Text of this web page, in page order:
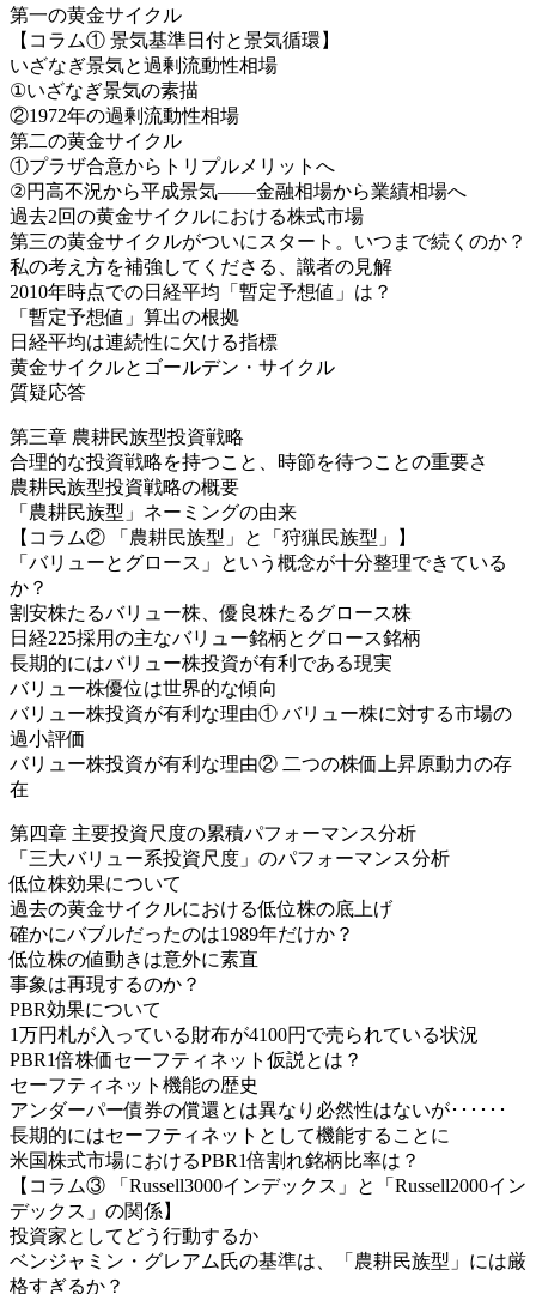
第一の黄金サイクル
【コラム① 景気基準日付と景気循環】
いざなぎ景気と過剰流動性相場
①いざなぎ景気の素描
②1972年の過剰流動性相場
第二の黄金サイクル
①プラザ合意からトリプルメリットへ
②円高不況から平成景気――金融相場から業績相場へ
過去2回の黄金サイクルにおける株式市場
第三の黄金サイクルがついにスタート。いつまで続くのか？
私の考え方を補強してくださる、識者の見解
2010年時点での日経平均「暫定予想値」は？
「暫定予想値」算出の根拠
日経平均は連続性に欠ける指標
黄金サイクルとゴールデン・サイクル
質疑応答
第三章 農耕民族型投資戦略
合理的な投資戦略を持つこと、時節を待つことの重要さ
農耕民族型投資戦略の概要
「農耕民族型」ネーミングの由来
【コラム② 「農耕民族型」と「狩猟民族型」】
「バリューとグロース」という概念が十分整理できている
か？
割安株たるバリュー株、優良株たるグロース株
日経225採用の主なバリュー銘柄とグロース銘柄
長期的にはバリュー株投資が有利である現実
バリュー株優位は世界的な傾向
バリュー株投資が有利な理由① バリュー株に対する市場の
過小評価
バリュー株投資が有利な理由② 二つの株価上昇原動力の存
在
第四章 主要投資尺度の累積パフォーマンス分析
「三大バリュー系投資尺度」のパフォーマンス分析
低位株効果について
過去の黄金サイクルにおける低位株の底上げ
確かにバブルだったのは1989年だけか？
低位株の値動きは意外に素直
事象は再現するのか？
PBR効果について
1万円札が入っている財布が4100円で売られている状況
PBR1倍株価セーフティネット仮説とは？
セーフティネット機能の歴史
アンダーパー債券の償還とは異なり必然性はないが･･････
長期的にはセーフティネットとして機能することに
米国株式市場におけるPBR1倍割れ銘柄比率は？
【コラム③ 「Russell3000インデックス」と「Russell2000イン
デックス」の関係】
投資家としてどう行動するか
ベンジャミン・グレアム氏の基準は、「農耕民族型」には厳
格すぎるか？